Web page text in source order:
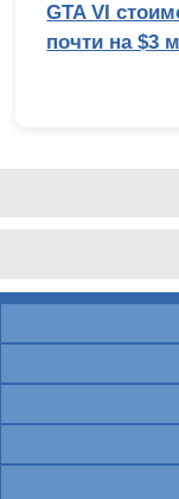
GTA VI
почти на $3